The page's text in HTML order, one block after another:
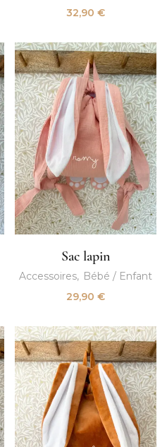
32,90 €
Sac lapin
Accessoires
Bébé / Enfant
29,90 €